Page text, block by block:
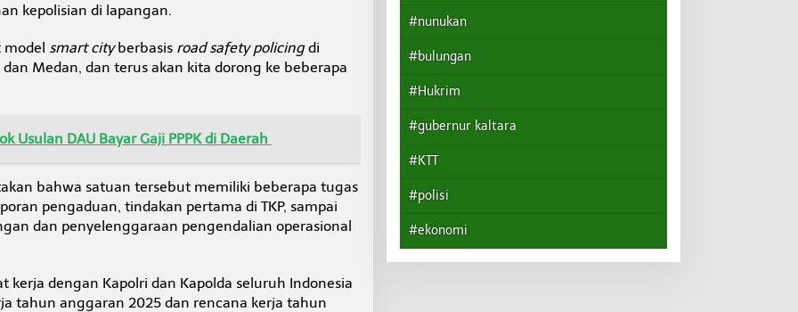
kepolisian di lapangan.
model smart cityberbasis road safety policingdi
dan Medan, dan terus akan kita dorong ke beberapa
Usulan DAU Bayar Gaji PPPK di Daerah
bahwa satuan tersebut memiliki beberapa tugas
pengaduan, tindakan pertama di TKP, sampai
dan penyelenggaraan pengendalian operasional
kerja dengan Kapolri dan Kapolda seluruh Indonesia
tahun anggaran 2025 dan rencana kerja tahun
#nunukan
#bulungan
#Hukrim
#gubernur kaltara
#KTT
#polisi
#ekonomi